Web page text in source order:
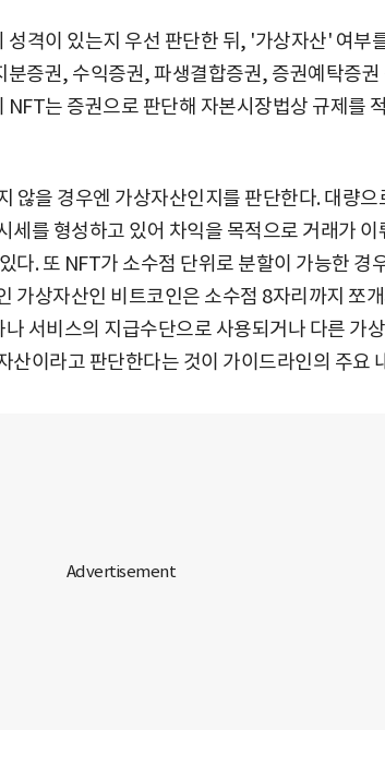
격이 있는지 우선 판단한 뒤, '가상자산' 여부
분증권, 수익증권, 파생결합증권, 증권예탁증권
NFT는 증권으로 판단해 자본시장법상 규제를
않을 경우엔 가상자산인지를 판단한다. 대량으
세를 형성하고 있어 차익을 목적으로 거래가 이
다. 또 NFT가 소수점 단위로 분할이 가능한 경
가상자산인 비트코인은 소수점 8자리까지 쪼
서비스의 지급수단으로 사용되거나 다른 가
산이라고 판단한다는 것이 가이드라인의 주요